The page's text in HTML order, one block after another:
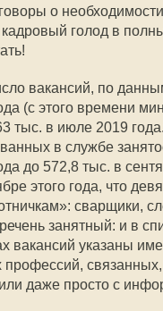
о
голод в
вакансий, по
(с этого времени
тыс. в июле 2019
в службе
до 572,8 тыс. в
этого года, что
сварщики,
занятный: и в
вакансий указаны
даже просто с